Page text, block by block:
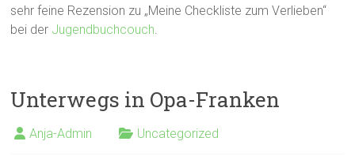
sehr feine Rezension zu „Meine Checkliste zum Verlieben“
bei der Jugendbuchcouch
Unterwegs in Opa-Franken
Anja-Admin Uncategorized